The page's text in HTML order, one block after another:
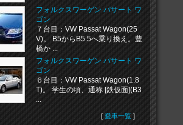
フォルクスワーゲン パサート ワ
ゴン
７台目：VW Passat Wagon(25
V)。 B5からB5.5へ乗り換え。豊
橋か ...
フォルクスワーゲン パサート ワ
ゴン
６台目：VW Passat Wagon(1.8
T)。 学生の頃、通称 [鉄仮面](B3
...
[ 愛車一覧 ]